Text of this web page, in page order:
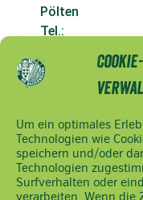
Um ein optimales
Technologien wie
speichern und/oder
Technologien
Surfverhalten oder
verarbeiten. Wenn
Pölten
Tel.:
02742/9020-
2000
2400